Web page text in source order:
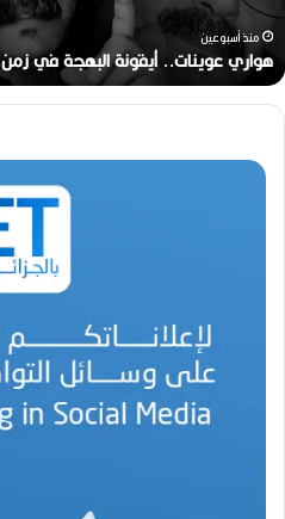
خ
ج
ا
ل
منذ أسبوعين
رحيل المخرج القدير محمد الأمين مرباح (1946-2026)